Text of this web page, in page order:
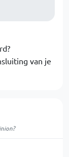
van je